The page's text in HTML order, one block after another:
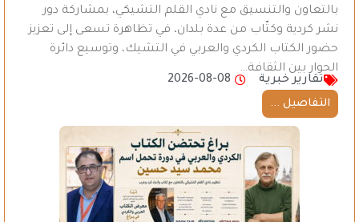
بالتعاون والتنسيق مع نادي القلم التشيكي، بمشاركة دور
نشر كردية وكتّاب من عدة بلدان، في تظاهرة تسعى إلى تعزيز
حضور الكتاب الكردي والعربي في التشيك، وتوسيع دائرة
الحوار بين الثقافة…
تقارير خبرية
2026-08-08
التفاصيل ...